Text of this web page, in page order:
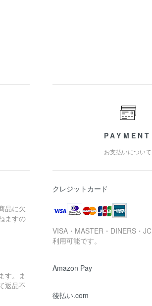
品に欠
ますの
す。ま
返品不
PAYMENT
お支払いについて
クレジットカード
VISA・MASTER・DINERS・
利用可能です。
Amazon Pay
後払い.com